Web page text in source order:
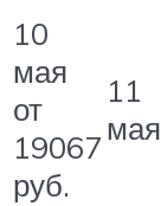
10
мая
от
19067
руб.
11
мая